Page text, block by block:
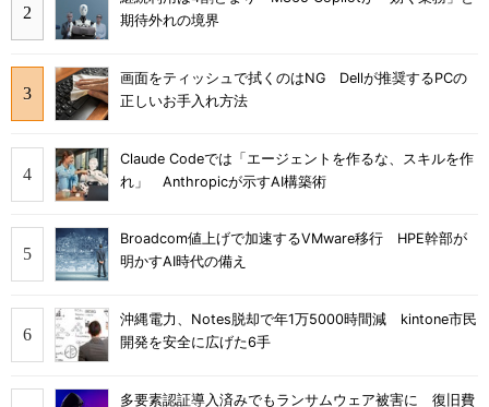
期待外れの境界
画面をティッシュで拭くのはNG Dellが推奨するPCの
正しいお手入れ方法
Claude Codeでは「エージェントを作るな、スキルを作
れ」 Anthropicが示すAI構築術
Broadcom値上げで加速するVMware移行 HPE幹部が
明かすAI時代の備え
沖縄電力、Notes脱却で年1万5000時間減 kintone市民
開発を安全に広げた6手
多要素認証導入済みでもランサムウェア被害に 復旧費